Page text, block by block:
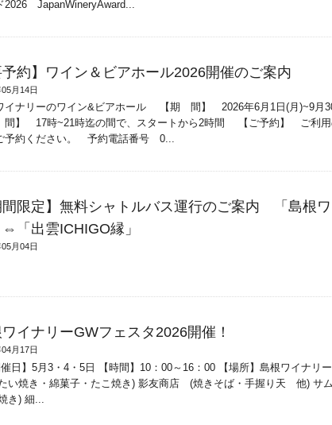
2026 JapanWineryAward...
予約】ワイン＆ビアホール2026開催のご案内
月14日
イナリーのワイン&ビアホール 【期 間】 2026年6月1日(月)~9月
間】 17時~21時迄の間で、スタートから2時間 【ご予約】 ご利用
予約ください。 予約電話番号 0...
間限定】無料シャトルバス運行のご案内 「島根ワ
「出雲ICHIGO縁」
月04日
イナリーGWフェスタ2026開催！
月17日
日】5月3・4・5日 【時間】10：00～16：00 【場所】島根ワイナリ
い焼き・綿菓子・たこ焼き) 影友商店 (焼きそば・手握り天 他) サ
き) 細...